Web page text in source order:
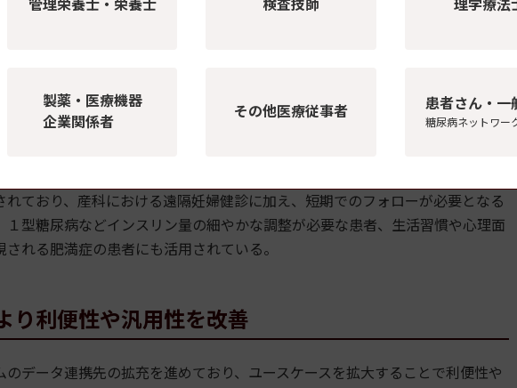
現に寄与できると考えています」と、研究者は述べている。
テムは、メディカルデータカードの「MeDaCa」システムと連動し、医師と
への検査結果・処方箋控えデータなどの送信も引き続き行っており、医療機
患者と糖尿病専門医、糖尿病専門医とかかりつけ医師をつなぐ情報の架け橋と
師が血糖値のデータをリアルタイムで確認することができるため、慶應義塾
ており、産科における遠隔妊婦健診に加え、短期でのフォローが必要となる
型糖尿病などインスリン量の細やかな調整が必要な患者、生活習慣や心理面
れる肥満症の患者にも活用されている。
り利便性や汎用性を改善
データ連携先の拡充を進めており、ユースケースを拡大することで利便性や
管理栄養士・栄養士 検査技師 理学療法
製薬・医療機器
企業関係者
その他医療従事者 患者さん・一
糖尿病ネットワー